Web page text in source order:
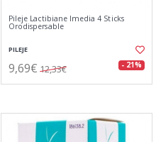
Pileje Lactibiane Imedia 4 Sticks
Orodispersable
PILEJE
9,69€ 12,33€ - 21%